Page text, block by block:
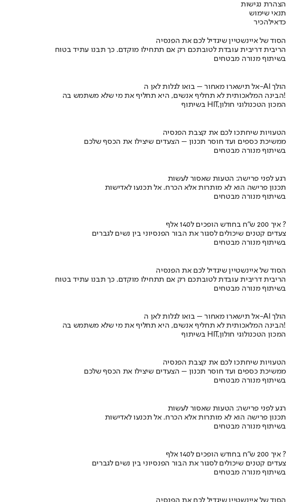
הצהרת נגישות
תנאי שימוש
כדאילהכיר
הסוד של איינשטיין שיגדיל לכם את הפנסיה
הריבית דריבית עובדת לטובתכם רק אם תתחילו מוקדם. כך תבנו עתיד בטוח
בשיתוף מנורה מבטחים
אל תישארו מאחור – בואו לגלות לאן ה-AI הולך
הבינה המלאכותית לא תחליף אנשים, היא תחליף את מי שלא משתמש בה!
בשיתוף HIT,המכון הטכנולוגי חולון
הטעויות שיחתכו לכם את קצבת הפנסיה
ממשיכת כספים ועד חוסר תכנון – הצעדים שיצילו את הכסף שלכם
בשיתוף מנורה מבטחים
רגע לפני פרישה: הטעות שאסור לעשות
תכנון פרישה הוא לא מותרות אלא הכרח. אל תכנעו לאדישות
בשיתוף מנורה מבטחים
איך 200 ש"ח בחודש הופכים ל140 אלף ?
צעדים קטנים שיכולים לסגור את הבור הפנסיוני בין נשים לגברים
בשיתוף מנורה מבטחים
הסוד של איינשטיין שיגדיל לכם את הפנסיה
הריבית דריבית עובדת לטובתכם רק אם תתחילו מוקדם. כך תבנו עתיד בטוח
בשיתוף מנורה מבטחים
אל תישארו מאחור – בואו לגלות לאן ה-AI הולך
הבינה המלאכותית לא תחליף אנשים, היא תחליף את מי שלא משתמש בה!
בשיתוף HIT,המכון הטכנולוגי חולון
הטעויות שיחתכו לכם את קצבת הפנסיה
ממשיכת כספים ועד חוסר תכנון – הצעדים שיצילו את הכסף שלכם
בשיתוף מנורה מבטחים
רגע לפני פרישה: הטעות שאסור לעשות
תכנון פרישה הוא לא מותרות אלא הכרח. אל תכנעו לאדישות
בשיתוף מנורה מבטחים
איך 200 ש"ח בחודש הופכים ל140 אלף ?
צעדים קטנים שיכולים לסגור את הבור הפנסיוני בין נשים לגברים
בשיתוף מנורה מבטחים